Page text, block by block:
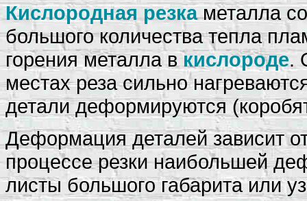
Кислородная резкаметалла
большого количества тепла
горения металла вкислороде.
местах реза сильно
детали деформируются
Деформация деталей зависит
процессе резки наибольшей
листы большого габарита или